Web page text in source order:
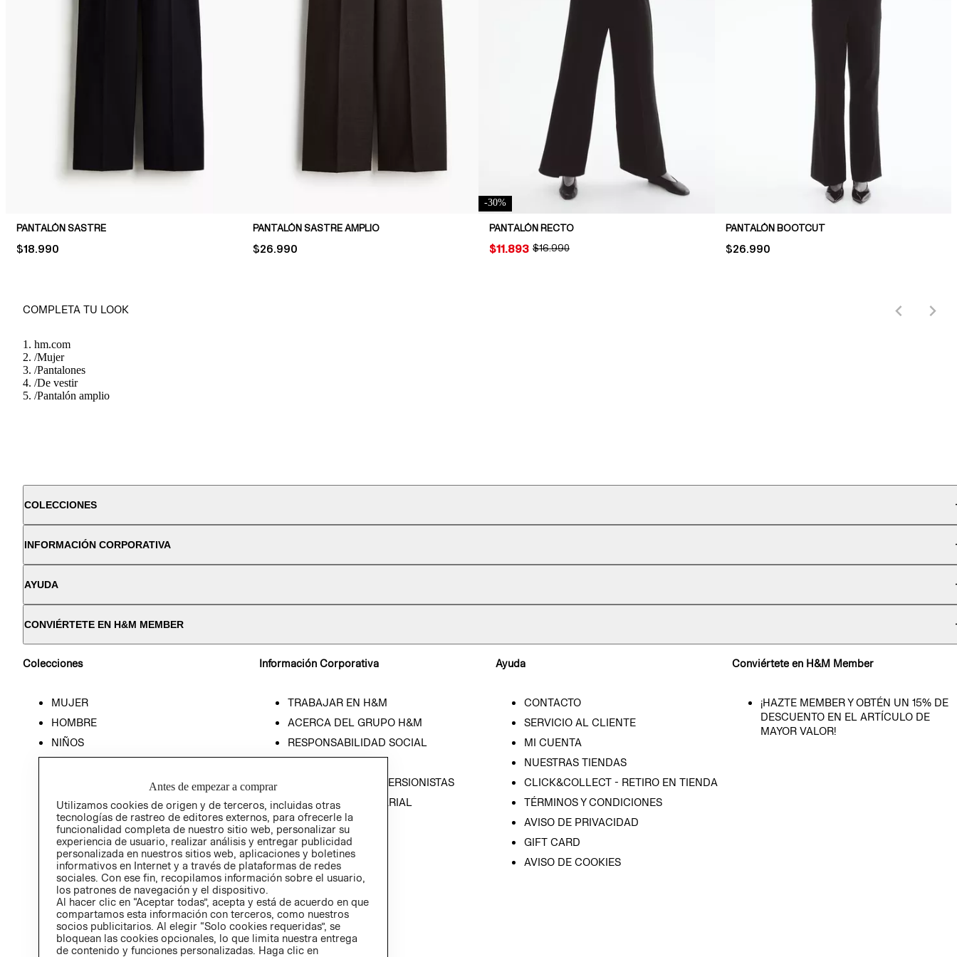
PANTALÓN SASTRE
PRICE:
$18.990
PANTALÓN SASTRE AMPLIO
PRICE:
$26.990
-30%
PANTALÓN RECTO
ORIGINAL PRICE:
$16.990
PRICE:
$11.893
PANTALÓN BOOTCUT
PRICE:
$26.990
COMPLETA TU LOOK
hm.com
/Mujer
/Pantalones
/De vestir
/Pantalón amplio
COLECCIONES
INFORMACIÓN CORPORATIVA
AYUDA
CONVIÉRTETE EN H&M MEMBER
Colecciones
MUJER
HOMBRE
NIÑOS
Información Corporativa
TRABAJAR EN H&M
ACERCA DEL GRUPO H&M
RESPONSABILIDAD SOCIAL
RELACIÓN CON INVERSIONISTAS
POLÍTICA EMPRESARIAL
Ayuda
CONTACTO
SERVICIO AL CLIENTE
MI CUENTA
NUESTRAS TIENDAS
CLICK&COLLECT - RETIRO EN TIENDA
TÉRMINOS Y CONDICIONES
AVISO DE PRIVACIDAD
GIFT CARD
AVISO DE COOKIES
Conviértete en H&M Member
¡HAZTE MEMBER Y OBTÉN UN 15% DE
DESCUENTO EN EL ARTÍCULO DE
MAYOR VALOR!
Antes de empezar a comprar
Utilizamos cookies de origen y de terceros, incluidas otras
tecnologías de rastreo de editores externos, para ofrecerle la
funcionalidad completa de nuestro sitio web, personalizar su
experiencia de usuario, realizar análisis y entregar publicidad
personalizada en nuestros sitios web, aplicaciones y boletines
informativos en Internet y a través de plataformas de redes
sociales. Con ese fin, recopilamos información sobre el usuario,
los patrones de navegación y el dispositivo.
Al hacer clic en “Aceptar todas”, acepta y está de acuerdo en que
compartamos esta información con terceros, como nuestros
socios publicitarios. Al elegir “Solo cookies requeridas”, se
bloquean las cookies opcionales, lo que limita nuestra entrega
de contenido y funciones personalizadas. Haga clic en